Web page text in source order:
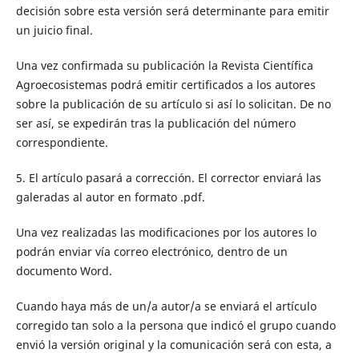
decisión sobre esta versión será determinante para emitir
un juicio final.
Una vez confirmada su publicación la Revista Científica
Agroecosistemas podrá emitir certificados a los autores
sobre la publicación de su artículo si así lo solicitan. De no
ser así, se expedirán tras la publicación del número
correspondiente.
5. El artículo pasará a corrección. El corrector enviará las
galeradas al autor en formato .pdf.
Una vez realizadas las modificaciones por los autores lo
podrán enviar vía correo electrónico, dentro de un
documento Word.
Cuando haya más de un/a autor/a se enviará el artículo
corregido tan solo a la persona que indicó el grupo cuando
envió la versión original y la comunicación será con esta, a